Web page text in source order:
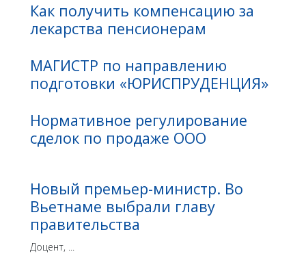
Как получить компенсацию за
лекарства пенсионерам
МАГИСТР по направлению
подготовки «ЮРИСПРУДЕНЦИЯ»
Нормативное регулирование
сделок по продаже ООО
Новый премьер-министр. Во
Вьетнаме выбрали главу
правительства
Доцент, ...